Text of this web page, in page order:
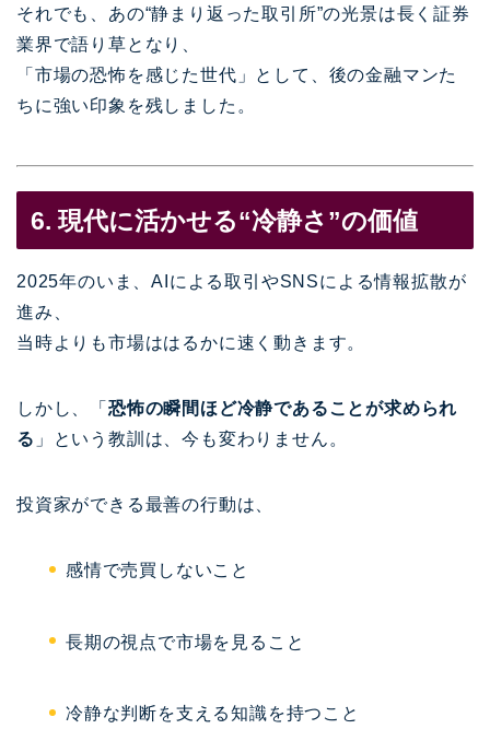
それでも、あの“静まり返った取引所”の光景は長く証券
業界で語り草となり、
「市場の恐怖を感じた世代」として、後の金融マンた
ちに強い印象を残しました。
6. 現代に活かせる“冷静さ”の価値
2025年のいま、AIによる取引やSNSによる情報拡散が
進み、
当時よりも市場ははるかに速く動きます。
しかし、「 恐怖の瞬間ほど冷静であることが求められ
る 」という教訓は、今も変わりません。
投資家ができる最善の行動は、
感情で売買しないこと
長期の視点で市場を見ること
冷静な判断を支える知識を持つこと